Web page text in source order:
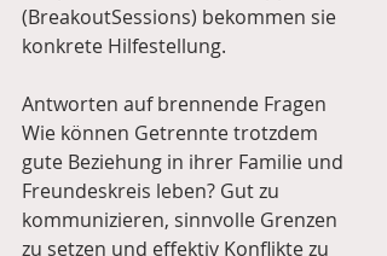
(BreakoutSessions) bekommen sie
konkrete Hilfestellung.
Antworten auf brennende Fragen
Wie können Getrennte trotzdem
gute Beziehung in ihrer Familie und
Freundeskreis leben? Gut zu
kommunizieren, sinnvolle Grenzen
zu setzen und effektiv Konflikte zu